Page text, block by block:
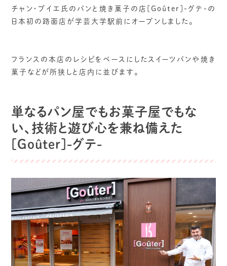
チャン・ブイエ氏のパンと焼き菓子の店[Goûter]-グテ-の
日本初の路面店が学芸大学駅前にオープンしました。
フランスの本店のレシピをベースにしたスイーツパンや焼き
菓子などが所狭しと店内に並びます。
単なるパン屋でもお菓子屋でもな
い、技術と遊び心を兼ね備えた
[Goûter]-グテ-